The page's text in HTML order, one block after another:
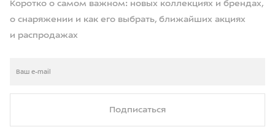
Коротко о самом важном: новых коллекциях и брендах,
о снаряжении и как его выбрать, ближайших акциях
и распродажах
Подписаться